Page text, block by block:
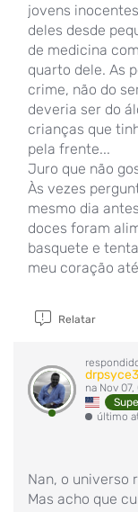
jovens
deles desde
de medicina
quarto dele. As
crime, não do
deveria ser do
crianças que
pela frente...
Juro que não
Às vezes
mesmo dia
doces foram
basquete e
meu coração
Relatar
na Nov
último
Nan, o universo
Mas acho que